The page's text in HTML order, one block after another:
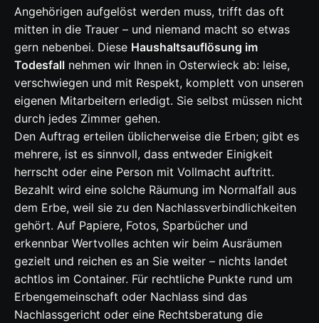
Angehörigen aufgelöst werden muss, trifft das oft
mitten in die Trauer – und niemand macht so etwas
gern nebenbei. Diese Haushaltsauflösung im
Todesfall nehmen wir Ihnen in Osterwieck ab: leise,
verschwiegen und mit Respekt, komplett von unseren
eigenen Mitarbeitern erledigt. Sie selbst müssen nicht
durch jedes Zimmer gehen.
Den Auftrag erteilen üblicherweise die Erben; gibt es
mehrere, ist es sinnvoll, dass entweder Einigkeit
herrscht oder eine Person mit Vollmacht auftritt.
Bezahlt wird eine solche Räumung im Normalfall aus
dem Erbe, weil sie zu den Nachlassverbindlichkeiten
gehört. Auf Papiere, Fotos, Sparbücher und
erkennbar Wertvolles achten wir beim Ausräumen
gezielt und reichen es an Sie weiter – nichts landet
achtlos im Container. Für rechtliche Punkte rund um
Erbengemeinschaft oder Nachlass sind das
Nachlassgericht oder eine Rechtsberatung die